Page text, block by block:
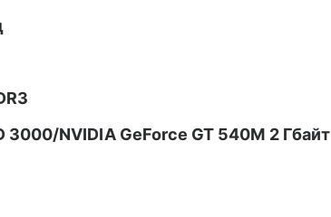
NVIDIA GeForce GT 540M 2 Гбайт